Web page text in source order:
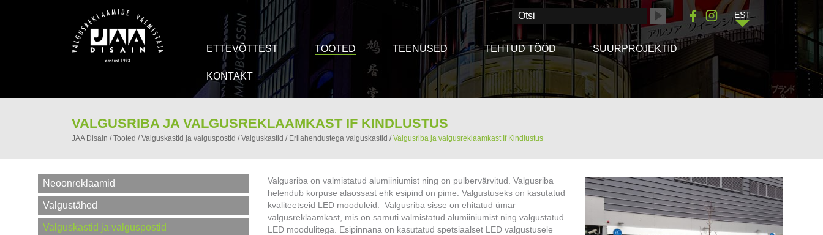
EST
ETTEVÕTTEST TOOTED TEENUSED TEHTUD TÖÖD SUURPROJEKTID
KONTAKT
VALGUSRIBA JA VALGUSREKLAAMKAST IF KINDLUSTUS
JAA Disain /Tooted /Valguskastid ja valguspostid /Valguskastid / Erilahendustega valguskastid /Valgusriba ja valgusreklaamkast If Kindlustus
Neoonreklaamid
Valgustähed
Valguskastid ja valguspostid
Valgusriba on valmistatud alumiiniumist ning on pulbervärvitud. Valgusriba
helendub korpuse alaossast ehk esipind on pime. Valgustuseks on kasutatud
kvaliteetseid LED mooduleid. Valgusriba sisse on ehitatud ümar
valgusreklaamkast, mis on samuti valmistatud alumiiniumist ning valgustatud
LED moodulitega. Esipinnana on kasutatud spetsiaalset LED valgustusele